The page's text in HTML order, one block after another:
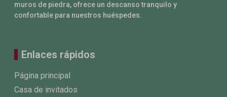
muros de piedra, ofrece un descanso tranquilo y
confortable para nuestros huéspedes.
Enlaces rápidos
Página principal
Casa de invitados